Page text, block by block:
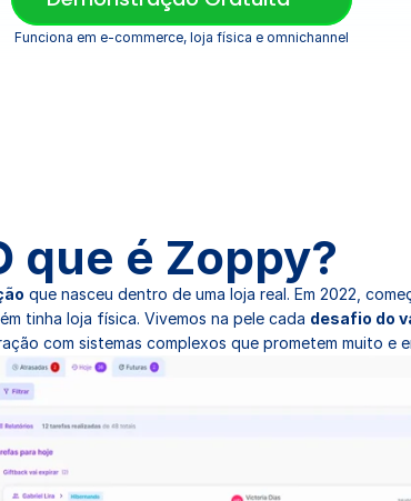
Funciona em e-commerce, loja física e omnichannel
que é Zoppy?
que nasceu dentro de uma loja real. Em 2022,
tinha loja física. Vivemos na pele cada desafio do
com sistemas complexos que prometem muito e